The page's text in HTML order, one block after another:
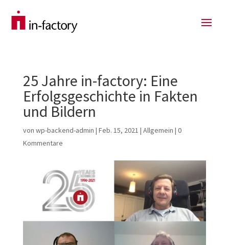
25 Jahre in-factory: Eine
Erfolgsgeschichte in Fakten
und Bildern
von wp-backend-admin | Feb. 15, 2021 | Allgemein | 0
Kommentare